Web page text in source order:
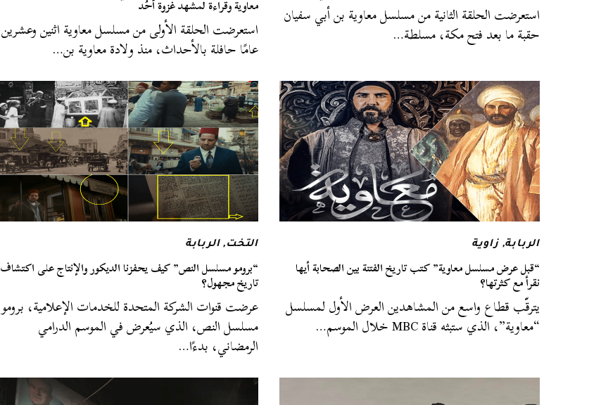
استعرضت الحلقة الثانية من مسلسل معاوية بن أبي سفيان
حقبة ما بعد فتح مكة، مسلطة…
معاوية وقراءة لمشهد غزوة أُحُد
استعرضت الحلقة الأولى من مسلسل معاوية اثنين وعشرين
عامًا حافلة بالأحداث، منذ ولادة معاوية بن…
الربابة, زاوية
“قبل عرض مسلسل معاوية” كتب تاريخ الفتنة بين الصحابة أيها
نقرأ مع كثرتها؟
يترقّب قطاع واسع من المشاهدين العرض الأول لمسلسل
“معاوية”، الذي ستبثه قناة MBC خلال الموسم…
التخت,الربابة
“برومو مسلسل النص” كيف يحفزنا الديكور والإنتاج على اكتشاف
تاريخ مجهول؟
عرضت قنوات الشركة المتحدة للخدمات الإعلامية، برومو
مسلسل النص، الذي سيُعرض في الموسم الدرامي
الرمضاني، بدءًا…